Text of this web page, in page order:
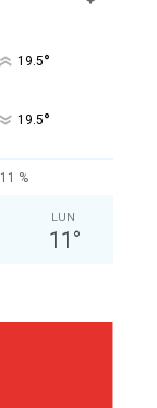
19.5°
19.5°
11 %
LUN
11 °